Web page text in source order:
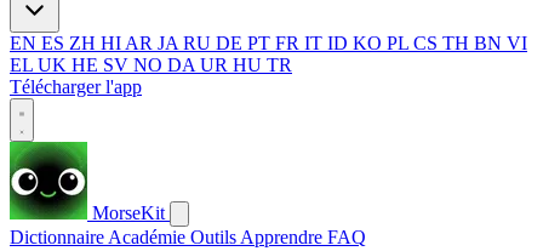
EN ES ZH HI AR JA RU DE PT FR IT ID KO PL CS TH BN VI
EL UK HE SV NO DA UR HU TR
Télécharger l'app
MorseKit
Dictionnaire Académie Outils Apprendre FAQ